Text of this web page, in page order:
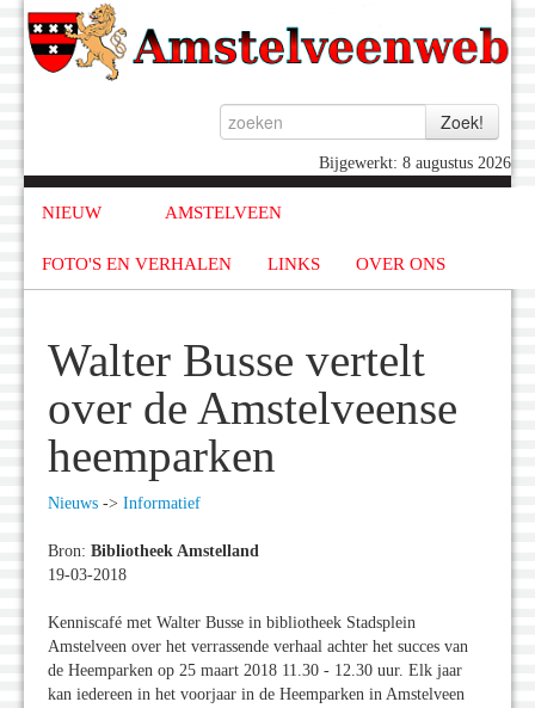
Bijgewerkt: 8 augustus 2026
NIEUW AMSTELVEEN
FOTO'S EN VERHALEN LINKS OVER ONS
Walter Busse vertelt
over de Amstelveense
heemparken
Nieuws -> Informatief
Bron: Bibliotheek Amstelland
19-03-2018
Kenniscafé met Walter Busse in bibliotheek Stadsplein
Amstelveen over het verrassende verhaal achter het succes van
de Heemparken op 25 maart 2018 11.30 - 12.30 uur. Elk jaar
kan iedereen in het voorjaar in de Heemparken in Amstelveen